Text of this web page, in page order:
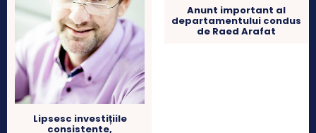
Lipsesc investițiile
consistente,
Anunt important al
departamentului condus
de Raed Arafat